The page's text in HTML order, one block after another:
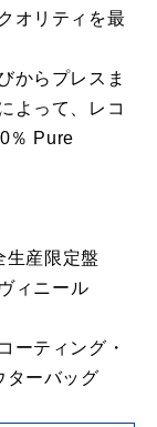
オリティを最
からプレスま
よって、レコ
％ Pure
生産限定盤
ィニール
ティング・
ターバッグ